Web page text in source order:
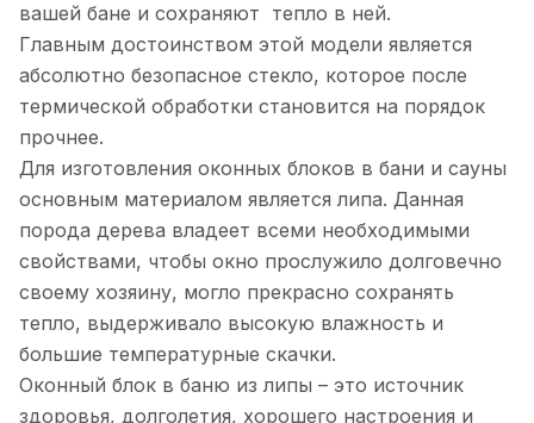
вашей бане и сохраняют тепло в ней.
Главным достоинством этой модели является
абсолютно безопасное стекло, которое после
термической обработки становится на порядок
прочнее.
Для изготовления оконных блоков в бани и сауны
основным материалом является липа. Данная
порода дерева владеет всеми необходимыми
свойствами, чтобы окно прослужило долговечно
своему хозяину, могло прекрасно сохранять
тепло, выдерживало высокую влажность и
большие температурные скачки.
Оконный блок в баню из липы – это источник
здоровья, долголетия, хорошего настроения и